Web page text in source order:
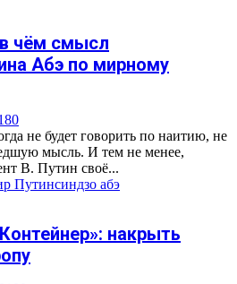
чём смысл
Абэ по мирному
0
не будет говорить по наитию, не
мысль. И тем не менее,
В. Путин своё...
Путинсиндзо абэ
накрыть